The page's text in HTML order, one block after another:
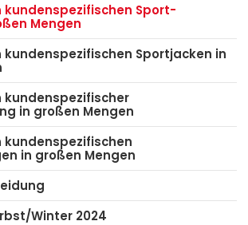
kundenspezifischen Sport-
Mengen
kundenspezifischen Sportjacken in
kundenspezifischer
in großen Mengen
kundenspezifischen
in großen Mengen
Winter 2024